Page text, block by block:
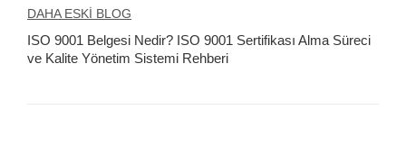
Yazı
gezinmesi
DAHA ESKI BLOG
ISO 9001 Belgesi Nedir? ISO 9001 Sertifikası Alma Süreci
ve Kalite Yönetim Sistemi Rehberi